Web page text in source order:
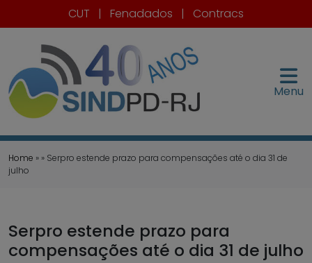
CUT | Fenadados | Contracs
Menu
Home » » Serpro estende prazo para compensações até o dia 31 de
julho
Serpro estende prazo para
compensações até o dia 31 de julho